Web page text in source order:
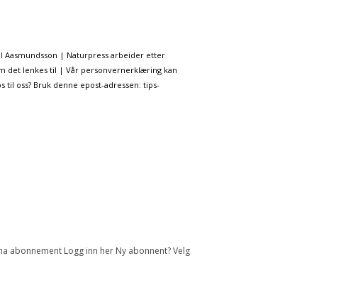
Aasmundsson | Naturpress arbeider etter
det lenkes til | Vår personvernerklæring kan
oss? Bruk denne epost-adressen: tips-
abonnement Logg inn her Ny abonnent? Velg